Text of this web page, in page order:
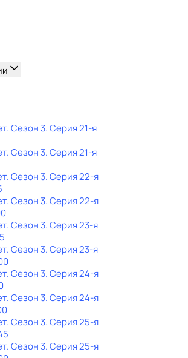
. Сезон 3. Серия 21-я
. Сезон 3. Серия 21-я
. Сезон 3. Серия 22-я
. Сезон 3. Серия 22-я
. Сезон 3. Серия 23-я
. Сезон 3. Серия 23-я
. Сезон 3. Серия 24-я
. Сезон 3. Серия 24-я
. Сезон 3. Серия 25-я
. Сезон 3. Серия 25-я